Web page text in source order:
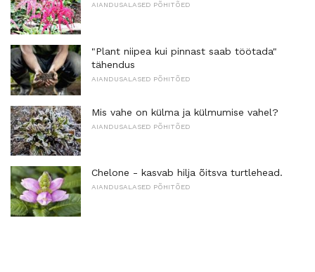
AIANDUSALASED PÕHITÕED
"Plant niipea kui pinnast saab töötada"
tähendus
AIANDUSALASED PÕHITÕED
Mis vahe on külma ja külmumise vahel?
AIANDUSALASED PÕHITÕED
Chelone - kasvab hilja õitsva turtlehead.
AIANDUSALASED PÕHITÕED